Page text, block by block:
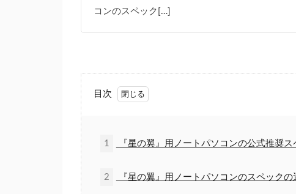
コンのスペック[…]
目次
1 『星の翼』用ノートパソコンの公式推奨ス
2 『星の翼』用ノートパソコンのスペックの